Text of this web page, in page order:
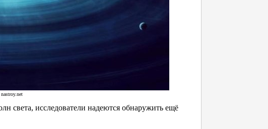
света, исследователи надеются обнаружить ещё